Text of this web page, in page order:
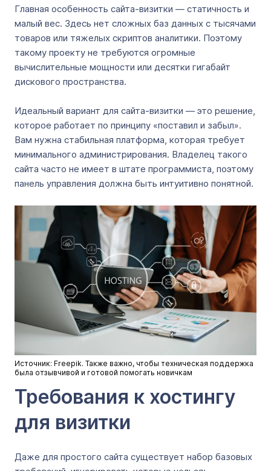
Главная особенность сайта-визитки — статичность и
малый вес. Здесь нет сложных баз данных с тысячами
товаров или тяжелых скриптов аналитики. Поэтому
такому проекту не требуются огромные
вычислительные мощности или десятки гигабайт
дискового пространства.
Идеальный вариант для сайта-визитки — это решение,
которое работает по принципу «поставил и забыл».
Вам нужна стабильная платформа, которая требует
минимального администрирования. Владелец такого
сайта часто не имеет в штате программиста, поэтому
панель управления должна быть интуитивно понятной.
Источник: Freepik. Также важно, чтобы техническая поддержка
была отзывчивой и готовой помогать новичкам
Требования к хостингу
для визитки
Даже для простого сайта существует набор базовых